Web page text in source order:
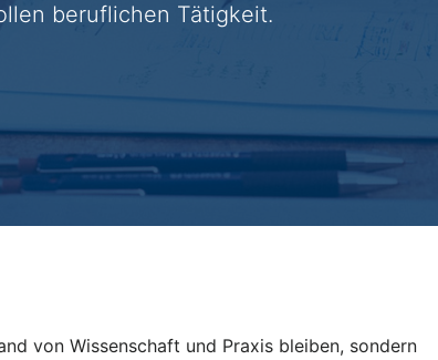
beruflichen Tätigkeit.
von Wissenschaft und Praxis bleiben, sondern